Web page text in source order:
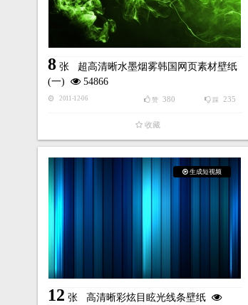
8张 超高清晰水墨烟雾韩国网页素材壁纸
(一)
54866
2011-12-06 踩 235
赞 380
收藏
生成短视频
12 张 高清晰彩炫目眩光线条壁纸